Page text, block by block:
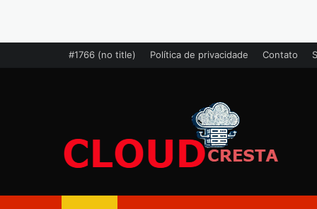
#1766 (no title) Política de privacidade Contato